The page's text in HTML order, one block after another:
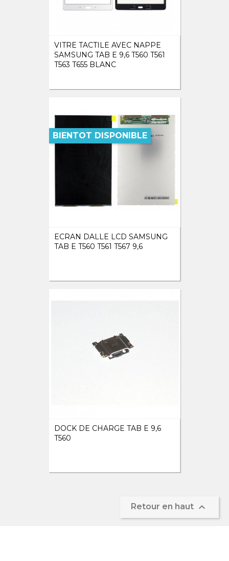
VITRE TACTILE AVEC NAPPE
SAMSUNG TAB E 9,6 T560 T561
T563 T655 BLANC
ECRAN DALLE LCD SAMSUNG
TAB E T560 T561 T567 9,6
BIENTOT DISPONIBLE
DOCK DE CHARGE TAB E 9,6
T560
Retour en haut 